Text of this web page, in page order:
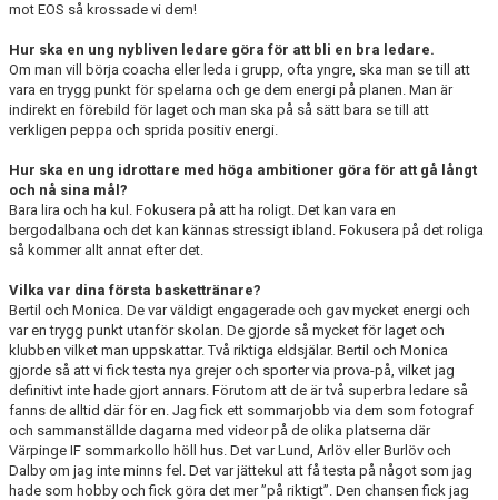
mot EOS så krossade vi dem!
Hur ska en ung nybliven ledare göra för att bli en bra ledare.
Om man vill börja coacha eller leda i grupp, ofta yngre, ska man se till att
vara en trygg punkt för spelarna och ge dem energi på planen. Man är
indirekt en förebild för laget och man ska på så sätt bara se till att
verkligen peppa och sprida positiv energi.
Hur ska en ung idrottare med höga ambitioner göra för att gå långt
och nå sina mål?
Bara lira och ha kul. Fokusera på att ha roligt. Det kan vara en
bergodalbana och det kan kännas stressigt ibland. Fokusera på det roliga
så kommer allt annat efter det.
Vilka var dina första baskettränare?
Bertil och Monica. De var väldigt engagerade och gav mycket energi och
var en trygg punkt utanför skolan. De gjorde så mycket för laget och
klubben vilket man uppskattar. Två riktiga eldsjälar. Bertil och Monica
gjorde så att vi fick testa nya grejer och sporter via prova-på, vilket jag
definitivt inte hade gjort annars. Förutom att de är två superbra ledare så
fanns de alltid där för en. Jag fick ett sommarjobb via dem som fotograf
och sammanställde dagarna med videor på de olika platserna där
Värpinge IF sommarkollo höll hus. Det var Lund, Arlöv eller Burlöv och
Dalby om jag inte minns fel. Det var jättekul att få testa på något som jag
hade som hobby och fick göra det mer ”på riktigt”. Den chansen fick jag